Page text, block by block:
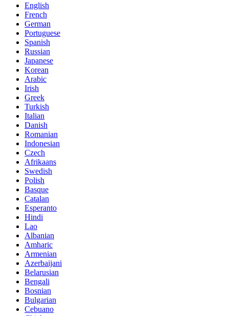
English
French
German
Portuguese
Spanish
Russian
Japanese
Korean
Arabic
Irish
Greek
Turkish
Italian
Danish
Romanian
Indonesian
Czech
Afrikaans
Swedish
Polish
Basque
Catalan
Esperanto
Hindi
Lao
Albanian
Amharic
Armenian
Azerbaijani
Belarusian
Bengali
Bosnian
Bulgarian
Cebuano